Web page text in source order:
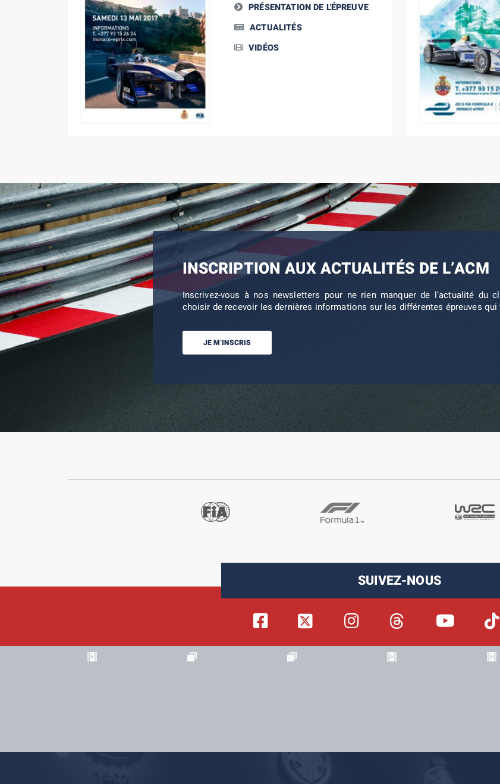
PRÉSENTATION DE L'ÉPREUVE
ACTUALITÉS
VIDÉOS
INSCRIPTION AUX ACTUALITÉS DE L’ACM
Inscrivez-vous à nos newsletters pour ne rien manquer de l’actualité du
choisir de recevoir les dernières informations sur les différentes épreuves
JE M’INSCRIS
SUIVEZ-NOUS